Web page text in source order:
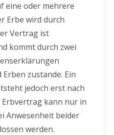
eine oder mehrere
Erbe wird durch
Vertrag ist
kommt durch zwei
zustande. Ein
jedoch erst nach
Erbvertrag kann nur in
Anwesenheit beider
werden.